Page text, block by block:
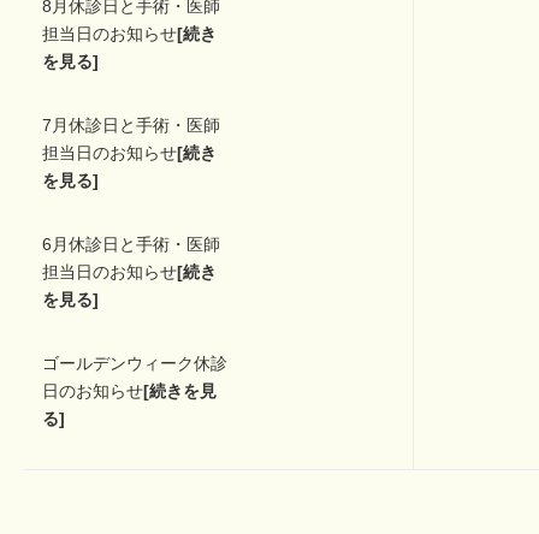
8月休診日と手術・医師
担当日のお知らせ[続き
を見る]
7月休診日と手術・医師
担当日のお知らせ[続き
を見る]
6月休診日と手術・医師
担当日のお知らせ[続き
を見る]
ゴールデンウィーク休診
日のお知らせ[続きを見
る]